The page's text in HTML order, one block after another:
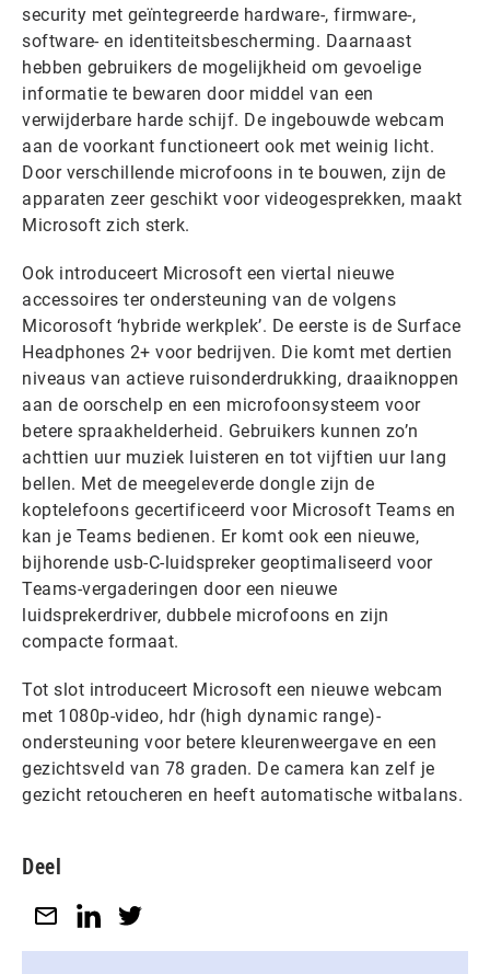
security met geïntegreerde hardware-, firmware-,
software- en identiteitsbescherming. Daarnaast
hebben gebruikers de mogelijkheid om gevoelige
informatie te bewaren door middel van een
verwijderbare harde schijf. De ingebouwde webcam
aan de voorkant functioneert ook met weinig licht.
Door verschillende microfoons in te bouwen, zijn de
apparaten zeer geschikt voor videogesprekken, maakt
Microsoft zich sterk.
Ook introduceert Microsoft een viertal nieuwe
accessoires ter ondersteuning van de volgens
Micorosoft ‘hybride werkplek’. De eerste is de Surface
Headphones 2+ voor bedrijven. Die komt met dertien
niveaus van actieve ruisonderdrukking, draaiknoppen
aan de oorschelp en een microfoonsysteem voor
betere spraakhelderheid. Gebruikers kunnen zo’n
achttien uur muziek luisteren en tot vijftien uur lang
bellen. Met de meegeleverde dongle zijn de
koptelefoons gecertificeerd voor Microsoft Teams en
kan je Teams bedienen. Er komt ook een nieuwe,
bijhorende usb-C-luidspreker geoptimaliseerd voor
Teams-vergaderingen door een nieuwe
luidsprekerdriver, dubbele microfoons en zijn
compacte formaat.
Tot slot introduceert Microsoft een nieuwe webcam
met 1080p-video, hdr (high dynamic range)-
ondersteuning voor betere kleurenweergave en een
gezichtsveld van 78 graden. De camera kan zelf je
gezicht retoucheren en heeft automatische witbalans.
Deel